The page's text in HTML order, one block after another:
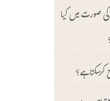
صورت میں کیا
ہے؟